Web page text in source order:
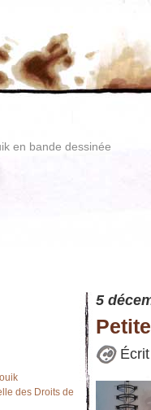
en bande dessinée
des Droits de
5